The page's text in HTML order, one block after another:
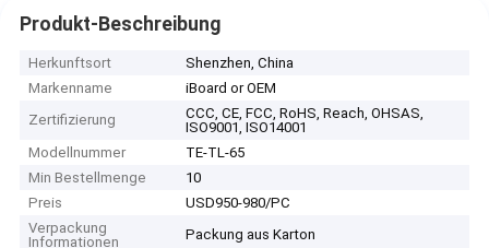
Produkt-Beschreibung
Herkunftsort
Shenzhen, China
Markenname
iBoard or OEM
Zertifizierung
CCC, CE, FCC, RoHS, Reach, OHSAS,
ISO9001, ISO14001
Modellnummer
TE-TL-65
Min Bestellmenge
10
Preis
USD950-980/PC
Verpackung
Informationen
Packung aus Karton